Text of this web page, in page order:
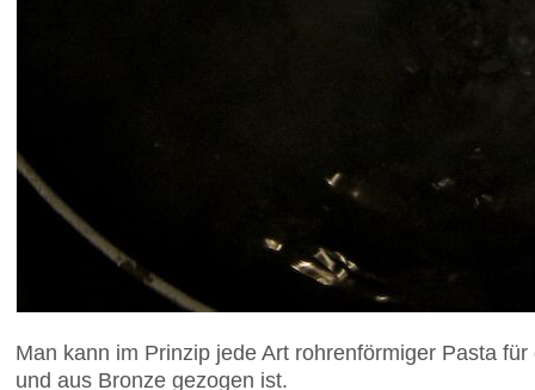
Man kann im Prinzip jede Art rohrenförmiger Pasta
und aus Bronze gezogen ist.